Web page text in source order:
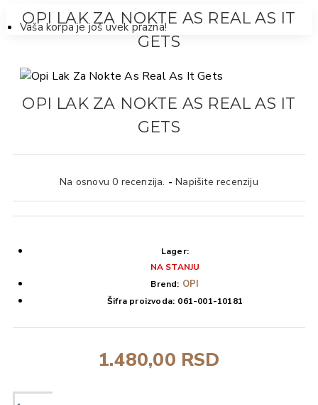
Vaša korpa je još uvek prazna!
OPI LAK ZA NOKTE AS REAL AS IT
GETS
OPI LAK ZA NOKTE AS REAL AS IT
GETS
Na osnovu 0 recenzija. - Napišite recenziju
1.480,00 RSD
Lager:
NA STANJU
Brend: OPI
Šifra proizvoda: 061-001-10181